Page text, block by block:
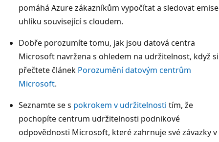
pomáhá Azure zákazníkům vypočítat a sledovat emise
uhlíku související s cloudem.
Dobře porozumíte tomu, jak jsou datová centra
Microsoft navržena s ohledem na udržitelnost, když si
přečtete článek Porozumění datovým centrům
Microsoft.
Seznamte se s pokrokem v udržitelnosti tím, že
pochopíte centrum udržitelnosti podnikové
odpovědnosti Microsoft, které zahrnuje své závazky v